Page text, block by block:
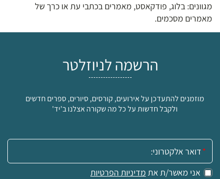
מגוונים: בלוג, פודקאסט, מאמרים בכתבי עת או כרך של
מאמרים מסכמים.
הרשמה לניוזלטר
מוזמנים להתעדכן על אירועים, קורסים, סיורים, ספרים חדשים
ולקבל חדשות על כל מה שקורה אצלנו ב'יד'
אימייל:
אני מאשר/ת את מדיניות הפרטיות